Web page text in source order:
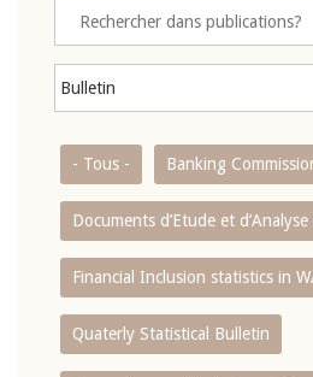
- Tous - Banking
Documents d’Etude et
Financial Inclusion statistics in
Quaterly Statistical Bulletin